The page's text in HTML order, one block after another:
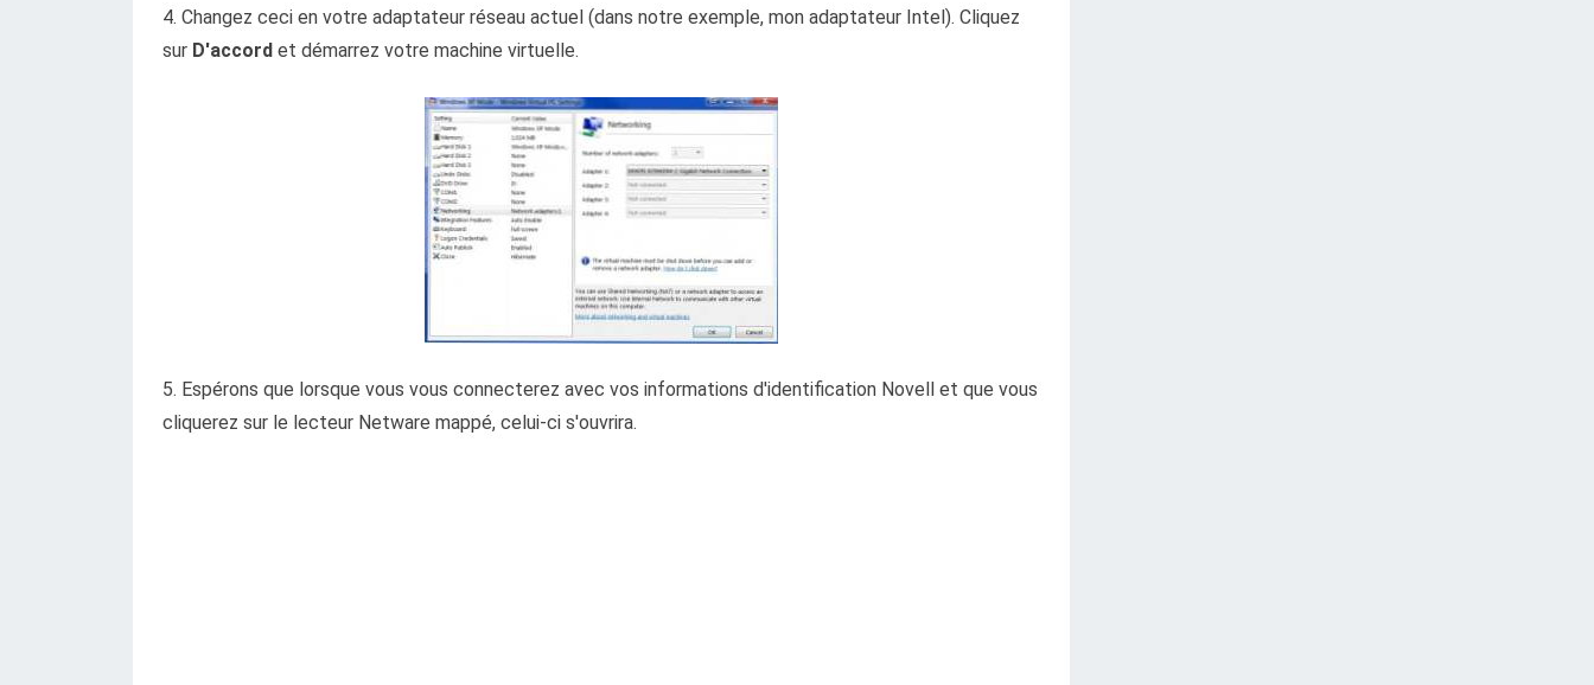
4. Changez ceci en votre adaptateur réseau actuel (dans notre exemple, mon adaptateur Intel). Cliquez
sur D'accord et démarrez votre machine virtuelle.
5. Espérons que lorsque vous vous connecterez avec vos informations d'identification Novell et que vous
cliquerez sur le lecteur Netware mappé, celui-ci s'ouvrira.